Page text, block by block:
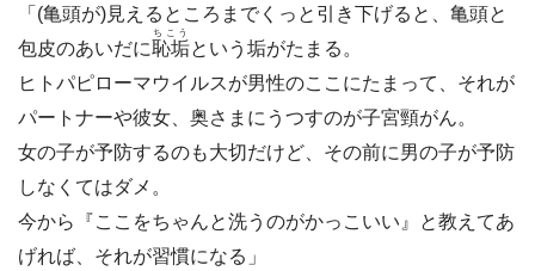
「(亀頭が)見えるところまでくっと引き下げると、亀頭と
包皮のあいだに恥垢
ちこう
という垢がたまる。
ヒトパピローマウイルスが男性のここにたまって、それが
パートナーや彼女、奥さまにうつすのが子宮頸がん。
女の子が予防するのも大切だけど、その前に男の子が予防
しなくてはダメ。
今から『ここをちゃんと洗うのがかっこいい』と教えてあ
げれば、それが習慣になる」